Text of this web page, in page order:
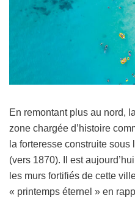
En remontant plus au nord,
zone chargée d’histoire
la forteresse construite
(vers 1870). Il est
les murs fortifiés de cette
« printemps éternel » en